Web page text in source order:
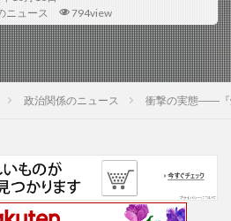
ニュース 794view
政治関係のニュース 衝撃の実態――『